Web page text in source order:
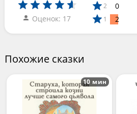
Оценок: 17
2 0
1 2
Похожие сказки
10 мин